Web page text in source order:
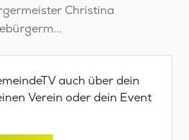
Christina
auch über dein
Verein oder dein Event